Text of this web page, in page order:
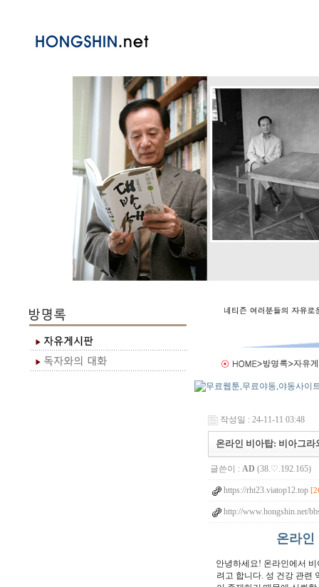
작성일 : 24-11-11 03:48
온라인 비아탑: 비아그
글쓴이 : AD (38.♡.192.165)
https://rht23.viatop12.top
http://www.hongshin.net/
온라인
안녕하세요! 온라인에서
려고 합니다. 성 건강 관련